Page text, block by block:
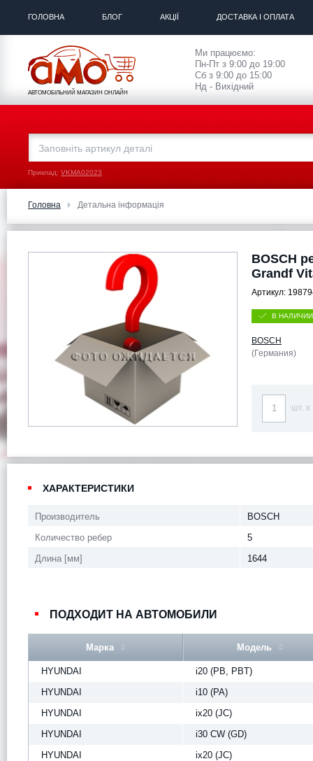
ГОЛОВНА БЛОГ АКЦІЇ ДОСТАВКА І ОПЛАТА
АВТОМОБІЛЬНИЙ МАГАЗИН ОНЛАЙН
Ми працюємо:
Пн-Пт з 9:00 до 19:00
Сб з 9:00 до 15:00
Нд - Вихідний
Приклад: VKMA02023
Головна Детальна інформація
BOSCH
Grandf
Артикул:
В НАЛИЧИИ
BOSCH
(Германия)
шт. x
ХАРАКТЕРИСТИКИ
Производитель
BOSCH
Количество ребер
5
Длина [мм]
1644
ПОДХОДИТ НА АВТОМОБИЛИ
Марка Модель
HYUNDAI
i20 (PB, PBT)
HYUNDAI
i10 (PA)
HYUNDAI
ix20 (JC)
HYUNDAI
i30 CW (GD)
HYUNDAI
ix20 (JC)